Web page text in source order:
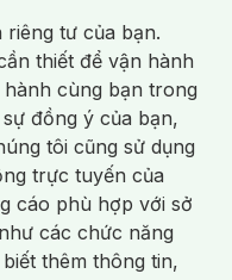
Hơi /Nước Rửa Tay/
/Bàn Chải Điện/
/ Nước Súc Miệng/
Vệ Sinh/Dưỡng Vùng Kín/
/Bọt Cạo Râu /Dao Cạo Râu/
Lão Hóa/ Da Mụn/
/ Tàn Nhang
Rửa Mặt Máy Chăm Sóc Da
riêng tư của bạn.
thiết để vận hành
cùng bạn trong
đồng ý của bạn,
tôi cũng sử dụng
trực tuyến của
cáo phù hợp với sở
các chức năng
thêm thông tin,